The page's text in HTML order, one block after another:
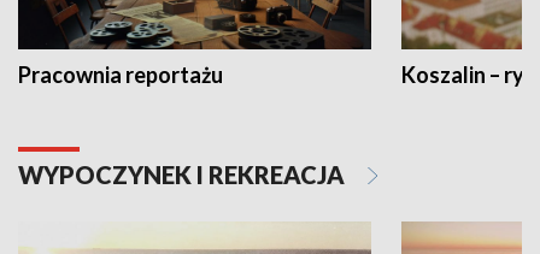
Pracownia reportażu Koszalin –
WYPOCZYNEK I REKREACJA